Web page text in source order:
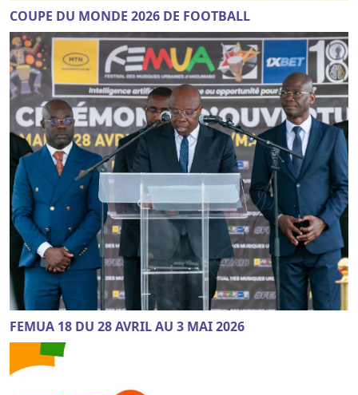
COUPE DU MONDE 2026 DE FOOTBALL
FEMUA 18 DU 28 AVRIL AU 3 MAI 2026